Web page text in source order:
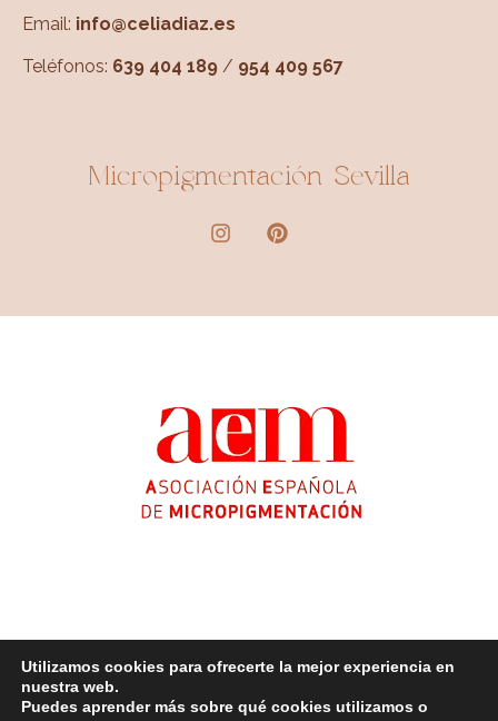
Email: info@celiadiaz.es
Teléfonos: 639 404 189 / 954 409 567
Micropigmentación Sevilla
Copyright © 2026 Celia Díaz Micropigmentación ®
Utilizamos cookies para ofrecerte la mejor experiencia en
nuestra web.
Puedes aprender más sobre qué cookies utilizamos o